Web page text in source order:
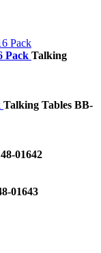
Pack Talking
Talking Tables BB-
01642
01643